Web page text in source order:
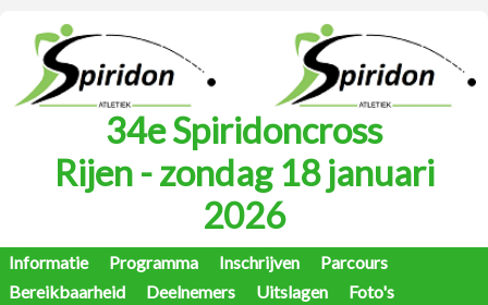
34e Spiridoncross
Rijen - zondag 18 januari
2026
Informatie Programma Inschrijven
Parcours
Bereikbaarheid
Deelnemers Uitslagen
Foto's